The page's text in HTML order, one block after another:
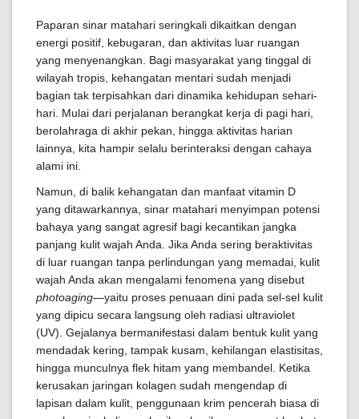
Paparan sinar matahari seringkali dikaitkan dengan
energi positif, kebugaran, dan aktivitas luar ruangan
yang menyenangkan. Bagi masyarakat yang tinggal di
wilayah tropis, kehangatan mentari sudah menjadi
bagian tak terpisahkan dari dinamika kehidupan sehari-
hari. Mulai dari perjalanan berangkat kerja di pagi hari,
berolahraga di akhir pekan, hingga aktivitas harian
lainnya, kita hampir selalu berinteraksi dengan cahaya
alami ini.
Namun, di balik kehangatan dan manfaat vitamin D
yang ditawarkannya, sinar matahari menyimpan potensi
bahaya yang sangat agresif bagi kecantikan jangka
panjang kulit wajah Anda. Jika Anda sering beraktivitas
di luar ruangan tanpa perlindungan yang memadai, kulit
wajah Anda akan mengalami fenomena yang disebut
photoaging—yaitu proses penuaan dini pada sel-sel kulit
yang dipicu secara langsung oleh radiasi ultraviolet
(UV). Gejalanya bermanifestasi dalam bentuk kulit yang
mendadak kering, tampak kusam, kehilangan elastisitas,
hingga munculnya flek hitam yang membandel. Ketika
kerusakan jaringan kolagen sudah mengendap di
lapisan dalam kulit, penggunaan krim pencerah biasa di